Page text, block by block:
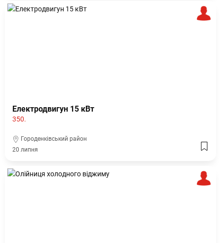
Електродвигун 15 кВт
350.
Городенківський район
20 липня